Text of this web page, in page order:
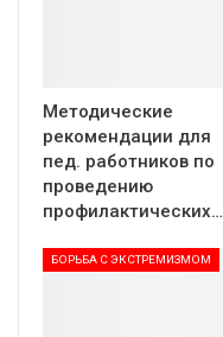
Методические
рекомендации для
пед. работников по
проведению
профилактических…
БОРЬБА С ЭКСТРЕМИЗМОМ